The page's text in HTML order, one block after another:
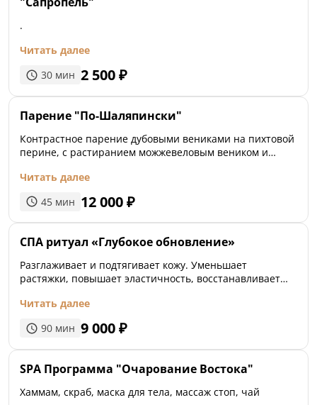
.
Читать далее
30 мин 2 500₽
Парение "По-Шаляпински"
Контрастное парение дубовыми вениками на пихтовой
перине, с растиранием можжевеловым веником и
Читать далее
45 мин 12 000₽
СПА ритуал «Глубокое обновление»
Разглаживает и подтягивает кожу. Уменьшает
растяжки, повышает эластичность, восстанавливает
Читать далее
90 мин 9 000₽
SPA Программа "Очарование Востока"
Хаммам, скраб, маска для тела, массаж стоп, чай